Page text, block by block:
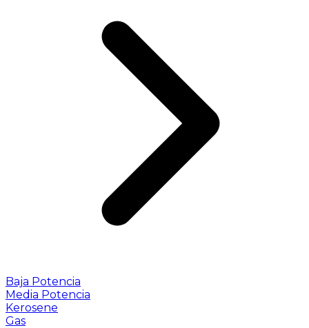
Baja Potencia
Media Potencia
Kerosene
Gas